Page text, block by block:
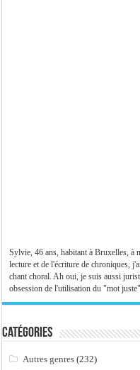
Sylvie, 46 ans, habitant à Bruxelles, à
lecture et de l'écriture de chroniques,
chant choral. Ah oui, je suis aussi
obsession de l'utilisation du "mot
Catégories
Autres genres (232)